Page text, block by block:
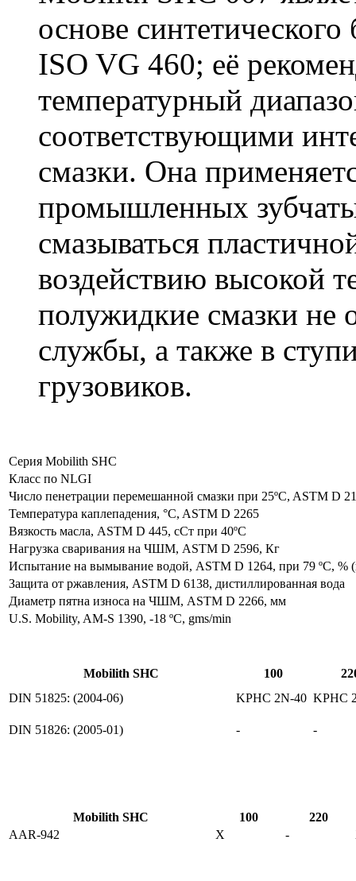
основе синтетического
ISO VG 460; её
температурный
соответствующими
смазки. Она
промышленных
смазываться
воздействию высокой
полужидкие смазки не
службы, а также в
грузовиков.
Серия Mobilith SHC
Класс по NLGI
Число пенетрации перемешанной смазки при 25ºC, ASTM D
Температура каплепадения, °C, ASTM D 2265
Вязкость масла, ASTM D 445, сСт при 40ºC
Нагрузка сваривания на ЧШМ, ASTM D 2596, Кг
Испытание на вымывание водой, ASTM D 1264, при 79 ºC, %
Защита от ржавления, ASTM D 6138, дистиллированная вода
Диаметр пятна износа на ЧШМ, ASTM D 2266, мм
U.S. Mobility, AM-S 1390, -18 ºC, gms/min
Mobilith SHC 100
DIN 51825: (2004-06)
KPHC 2N-40 KPHC
DIN 51826: (2005-01) - -
Mobilith SHC 100
220
AAR-942
X -